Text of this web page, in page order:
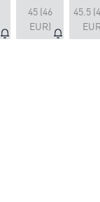
45 (46
EUR)
45.5